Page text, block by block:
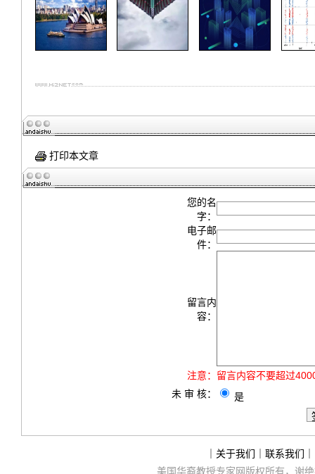
打印本文章
您的名
字：
电子邮
件：
留言内
容：
注意： 留言内容不要超过
未 审 核：
是
关于我们 联系我们
美国华裔教授专家网版权所有，谢